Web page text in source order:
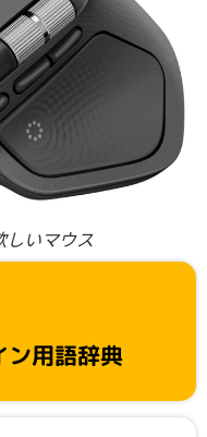
しいマウス
ン用語辞典